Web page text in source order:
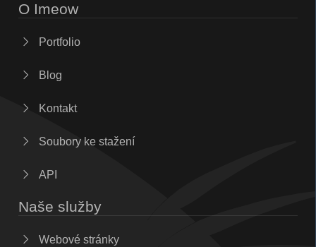
O Imeow
Portfolio
Blog
Kontakt
Soubory ke stažení
API
Naše služby
Webové stránky